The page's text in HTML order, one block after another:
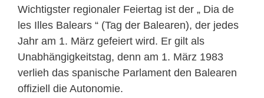
Wichtigster regionaler Feiertag ist der „ Dia de
les Illes Balears “ (Tag der Balearen), der jedes
Jahr am 1. März gefeiert wird. Er gilt als
Unabhängigkeitstag, denn am 1. März 1983
verlieh das spanische Parlament den Balearen
offiziell die Autonomie.